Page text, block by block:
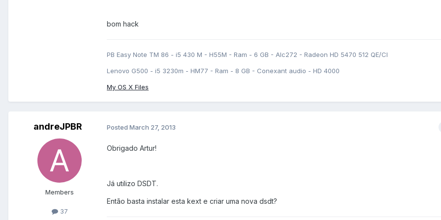
bom hack
PB Easy Note TM 86 - i5 430 M - H55M - Ram - 6 GB - Alc272 - Radeon HD 5470 512 QE/CI
Lenovo G500 - i5 3230m - HM77 - Ram - 8 GB - Conexant audio - HD 4000
My OS X Files
andreJPBR
Members
37
Posted March 27, 2013
Obrigado Artur!
Já utilizo DSDT.
Então basta instalar esta kext e criar uma nova dsdt?